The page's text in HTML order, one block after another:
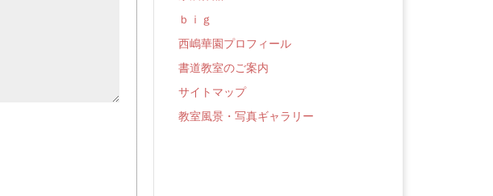
ｂｉｇ
西嶋華園プロフィール
書道教室のご案内
サイトマップ
教室風景・写真ギャラリー